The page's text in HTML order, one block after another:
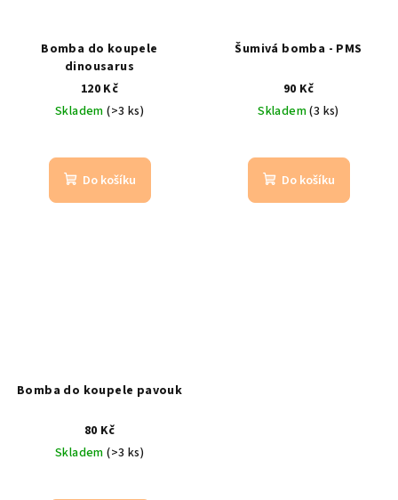
Bomba do koupele
dinousarus
120 Kč
Skladem(>3 ks)
Do košíku
Šumivá bomba - PMS
90 Kč
Skladem(3 ks)
Do košíku
Bomba do koupele pavouk
80 Kč
Skladem(>3 ks)